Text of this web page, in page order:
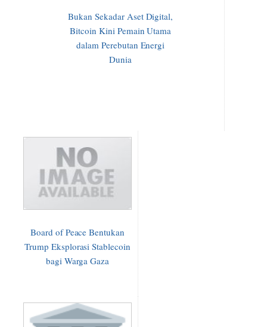
Bukan Sekadar Aset Digital,
Bitcoin Kini Pemain Utama
dalam Perebutan Energi
Dunia
Board of Peace Bentukan
Trump Eksplorasi Stablecoin
bagi Warga Gaza